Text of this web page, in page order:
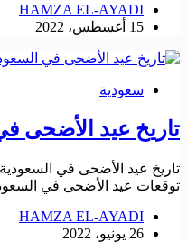
HAMZA EL-AYADI
15 أغسطس، 2022
سعودية
تاريخ عيد الأضحى في
تاريخ عيد الأضحى في السعودية 2022
توقعات عيد الأضحى في
HAMZA EL-AYADI
26 يونيو، 2022